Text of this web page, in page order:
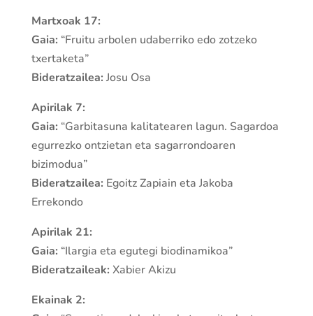
Martxoak 17:
Gaia: “Fruitu arbolen udaberriko edo zotzeko
txertaketa”
Bideratzailea: Josu Osa
Apirilak 7:
Gaia: “Garbitasuna kalitatearen lagun. Sagardoa
egurrezko ontzietan eta sagarrondoaren
bizimodua”
Bideratzailea: Egoitz Zapiain eta Jakoba
Errekondo
Apirilak 21:
Gaia: “Ilargia eta egutegi biodinamikoa”
Bideratzaileak: Xabier Akizu
Ekainak 2: